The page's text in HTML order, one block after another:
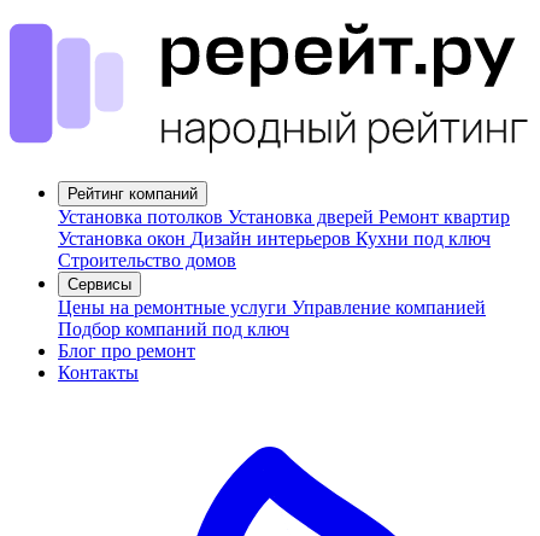
Рейтинг компаний
Установка потолков Установка дверей Ремонт квартир
Установка окон Дизайн интерьеров Кухни под ключ
Строительство домов
Сервисы
Цены на ремонтные услуги Управление компанией
Подбор компаний под ключ
Блог про ремонт
Контакты